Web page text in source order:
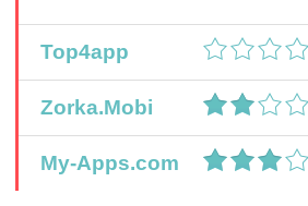
Top4app
Zorka.Mobi
My-Apps.com